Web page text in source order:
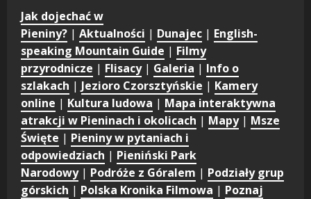
Jak dojechać w
Pieniny? | Aktualności | Dunajec | English-
speaking Mountain Guide | Filmy
przyrodnicze | Flisacy| Galeria | Info o
szlakach | Jezioro Czorsztyńskie | Kamery
online | Kultura ludowa | Mapa interaktywna
atrakcji w Pieninach i okolicach | Mapy| Msze
Święte | Pieniny w pytaniach i
odpowiedziach | Pieniński Park
Narodowy| Podróże z Góralem | Podziały grup
górskich | Polska Kronika Filmowa | Poznaj